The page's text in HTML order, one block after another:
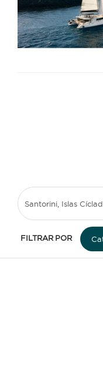
FILTRAR POR